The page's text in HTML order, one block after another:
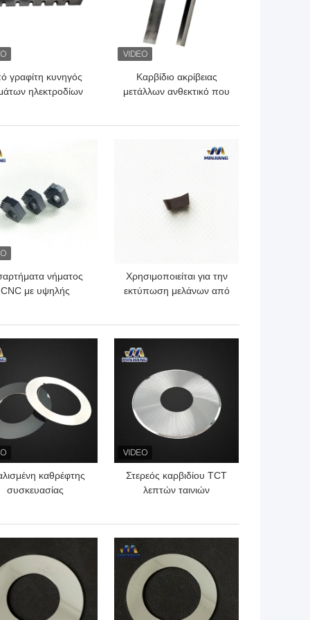
γραφίτη κυνηγός
ηλεκτροδίων
Καρβίδιο ακρίβειας
μετάλλων ανθεκτικό που
νήματος
CNC με υψηλής
ΤΙΜΉ
Χρησιμοποιείται για την
εκτύπωση μελάνων από
καθρέφτης
συσκευασίας
ΤΙΜΉ
Στερεός καρβιδίου TCT
λεπτών ταινιών
ΚΑΛΎΤΕΡΗ ΤΙΜΉ
ΤΙΜΉ ΚΑΛΎΤΕΡΗ ΤΙΜΉ